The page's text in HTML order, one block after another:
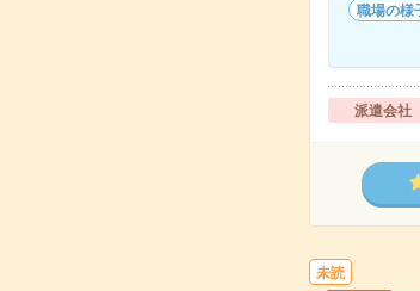
職場の様
派遣会社
未読